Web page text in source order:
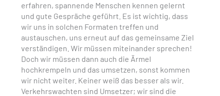
erfahren, spannende Menschen kennen gelernt
und gute Gespräche geführt. Es ist wichtig, dass
wir uns in solchen Formaten treffen und
austauschen, uns erneut auf das gemeinsame Ziel
verständigen. Wir müssen miteinander sprechen!
Doch wir müssen dann auch die Ärmel
hochkrempeln und das umsetzen, sonst kommen
wir nicht weiter. Keiner weiß das besser als wir.
Verkehrswachten sind Umsetzer; wir sind die